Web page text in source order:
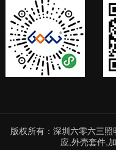
版权所有：深圳六零六三
应,外壳套件,